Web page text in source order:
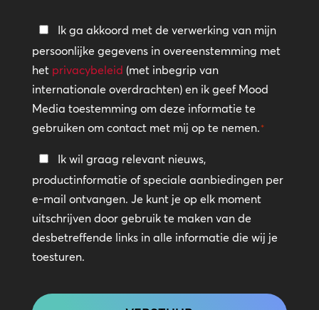
Privacybeleid
*
Ik ga akkoord met de verwerking van mijn
persoonlijke gegevens in overeenstemming met
het privacybeleid (met inbegrip van
internationale overdrachten) en ik geef Mood
Media toestemming om deze informatie te
gebruiken om contact met mij op te nemen.*
Blijf
in
contact
Ik wil graag relevant nieuws,
productinformatie of speciale aanbiedingen per
e-mail ontvangen. Je kunt je op elk moment
uitschrijven door gebruik te maken van de
desbetreffende links in alle informatie die wij je
toesturen.